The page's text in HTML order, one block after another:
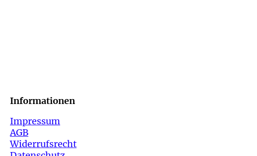
Informationen
Impressum
AGB
Widerrufsrecht